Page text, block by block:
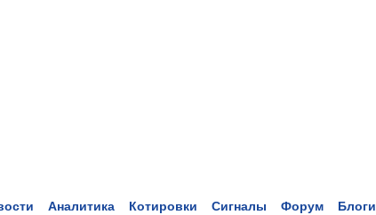
Аналитика Котировки Сигналы Форум Блоги